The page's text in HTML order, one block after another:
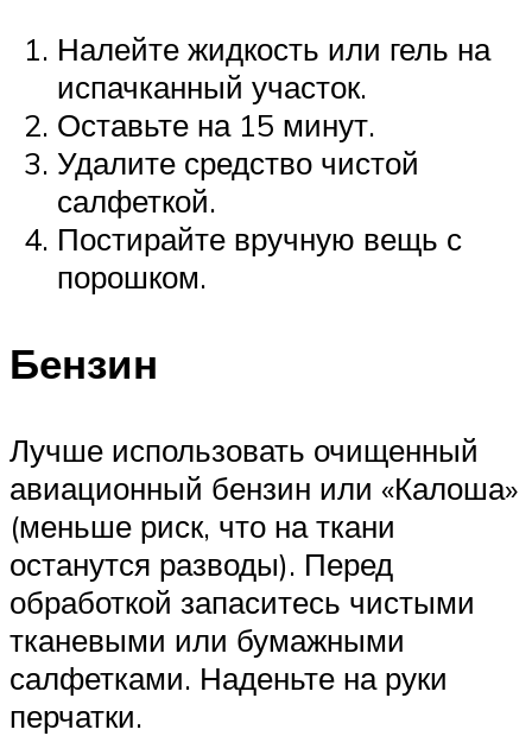
Налейте жидкость или гель на
испачканный участок.
Оставьте на 15 минут.
Удалите средство чистой
салфеткой.
Постирайте вручную вещь с
порошком.
Бензин
Лучше использовать очищенный
авиационный бензин или «Калоша»
(меньше риск, что на ткани
останутся разводы). Перед
обработкой запаситесь чистыми
тканевыми или бумажными
салфетками. Наденьте на руки
перчатки.